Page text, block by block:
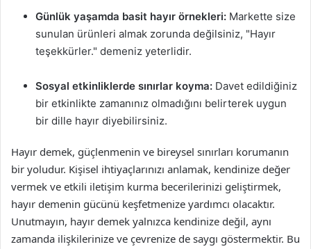
Günlük yaşamda basit hayır örnekleri: Markette size
sunulan ürünleri almak zorunda değilsiniz, "Hayır
teşekkürler." demeniz yeterlidir.
Sosyal etkinliklerde sınırlar koyma: Davet edildiğiniz
bir etkinlikte zamanınız olmadığını belirterek uygun
bir dille hayır diyebilirsiniz.
Hayır demek, güçlenmenin ve bireysel sınırları korumanın
bir yoludur. Kişisel ihtiyaçlarınızı anlamak, kendinize değer
vermek ve etkili iletişim kurma becerilerinizi geliştirmek,
hayır demenin gücünü keşfetmenize yardımcı olacaktır.
Unutmayın, hayır demek yalnızca kendinize değil, aynı
zamanda ilişkilerinize ve çevrenize de saygı göstermektir. Bu